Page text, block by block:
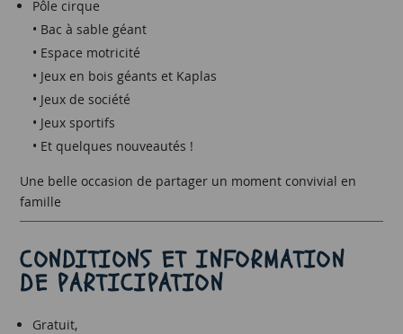
Pôle cirque
• Bac à sable géant
• Espace motricité
• Jeux en bois géants et Kaplas
• Jeux de société
• Jeux sportifs
• Et quelques nouveautés !
Une belle occasion de partager un moment convivial en
famille
CONDITIONS ET INFORMATION
DE PARTICIPATION
Gratuit,